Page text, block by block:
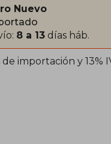
Nuevo
8 a 13 días háb.
de importación y 13%